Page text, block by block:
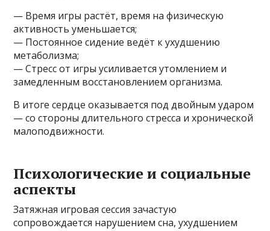
— Время игры растёт, время на физическую
активность уменьшается;
— Постоянное сидение ведёт к ухудшению
метаболизма;
— Стресс от игры усиливается утомлением и
замедленным восстановлением организма.
В итоге сердце оказывается под двойным ударом
— со стороны длительного стресса и хронической
малоподвижности.
Психологические и социальные
аспекты
Затяжная игровая сессия зачастую
сопровождается нарушением сна, ухудшением